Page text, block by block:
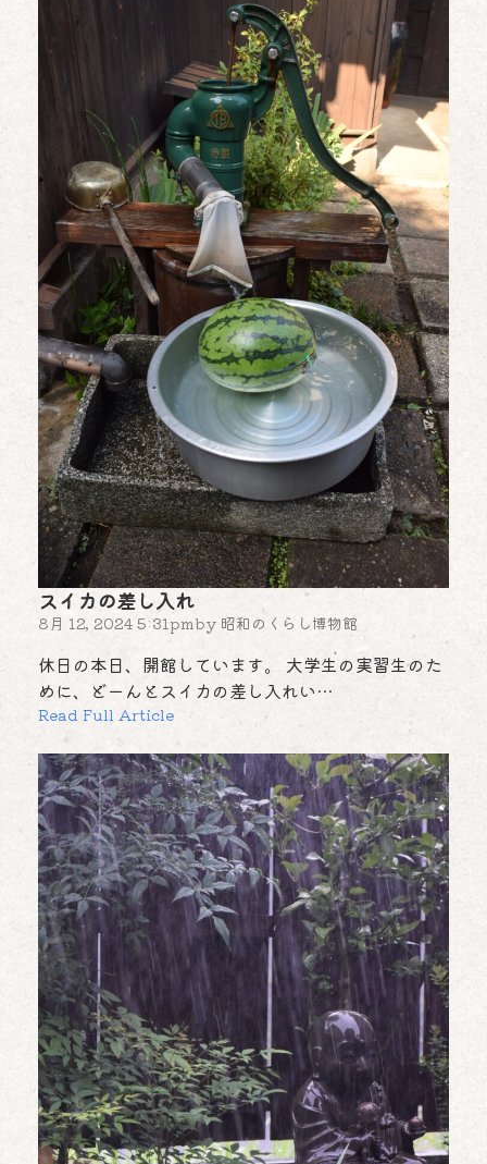
スイカの差し入れ
8月 12, 2024 5:31pmby 昭和のくらし博物館
休日の本日、開館しています。 大学生の実習生のた
めに、どーんとスイカの差し入れい…
Read Full Article